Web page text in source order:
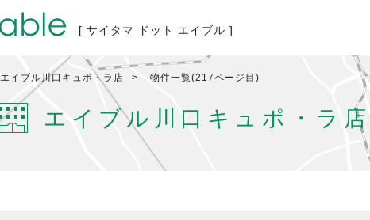
[ サイタマ ドット エイブル ]
エイブル川口キュポ・ラ店 物件一覧(217ページ目)
エイブル川口キュポ・ラ店